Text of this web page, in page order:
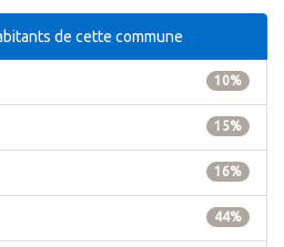
de cette commune
10%
15%
16%
44%